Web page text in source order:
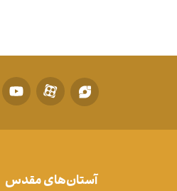
آستان‌های مقدس